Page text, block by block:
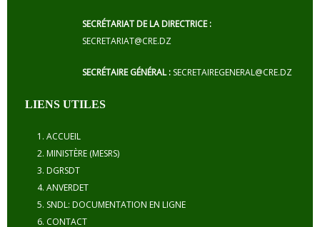
SECRÉTARIAT DE LA DIRECTRICE :
SECRETARIAT@CRE.DZ
SECRÉTAIRE GÉNÉRAL : SECRETAIREGENERAL@CRE.DZ
LIENS UTILES
ACCUEIL
MINISTÈRE (MESRS)
DGRSDT
ANVERDET
SNDL: DOCUMENTATION EN LIGNE
CONTACT